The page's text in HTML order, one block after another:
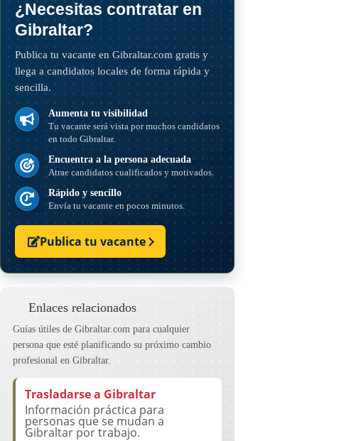
¿Necesitas contratar en
Gibraltar?
Publica tu vacante en Gibraltar.com gratis y
llega a candidatos locales de forma rápida y
sencilla.
Aumenta tu visibilidad
Tu vacante será vista por muchos candidatos
en todo Gibraltar.
Encuentra a la persona adecuada
Atrae candidatos cualificados y motivados.
Rápido y sencillo
Envía tu vacante en pocos minutos.
Publica tu vacante
Enlaces relacionados
Guías útiles de Gibraltar.com para cualquier
persona que esté planificando su próximo cambio
profesional en Gibraltar.
Trasladarse a Gibraltar
Información práctica para
personas que se mudan a
Gibraltar por trabajo.